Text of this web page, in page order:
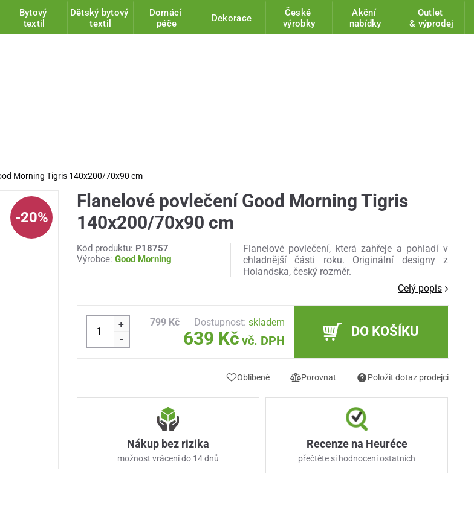
Bytový
textil
Dětský bytový
textil
Domácí
péče
Dekorace
České
výrobky
Akční
nabídky
Outlet
& výprodej
Morning Tigris 140x200/70x90 cm
-20%
Flanelové povlečení Good Morning Tigris
140x200/70x90 cm
Kód produktu: P18757
Výrobce: Good Morning
Flanelové povlečení, která zahřeje a pohladí v
chladnější části roku. Originální designy z
Holandska, český rozměr.
Celý popis
+
-
799 Kč Dostupnost: skladem
639 Kč vč. DPH
DO KOŠÍKU
Oblíbené Porovnat Položit dotaz prodejci
Nákup bez rizika
možnost vrácení do 14 dnů
Recenze na Heuréce
přečtěte si hodnocení ostatních